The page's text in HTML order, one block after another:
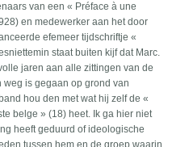
van een « Préface à une
en medewerker aan het door
efemeer tijdschriftje «
staat buiten kijf dat Marc.
jaren aan alle zittingen van de
is gegaan op grond van
hou den met wat hij zelf de «
belge » (18) heet. Ik ga hier niet
heeft geduurd of ideologische